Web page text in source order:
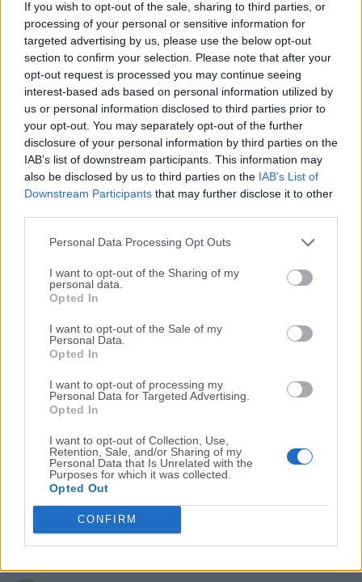
If you wish to opt-out of the sale, sharing to third parties, or
processing of your personal or sensitive information for
targeted advertising by us, please use the below opt-out
section to confirm your selection. Please note that after your
opt-out request is processed you may continue seeing
interest-based ads based on personal information utilized by
us or personal information disclosed to third parties prior to
your opt-out. You may separately opt-out of the further
disclosure of your personal information by third parties on the
IAB’s list of downstream participants. This information may
also be disclosed by us to third parties on the IAB’s List of
Downstream Participants that may further disclose it to other
Personal Data Processing Opt Outs
I want to opt-out of the Sharing of my
personal data.
Opted In
I want to opt-out of the Sale of my
Personal Data.
Opted In
I want to opt-out of processing my
Personal Data for Targeted Advertising.
Opted In
I want to opt-out of Collection, Use,
Retention, Sale, and/or Sharing of my
Personal Data that Is Unrelated with the
Purposes for which it was collected.
Opted Out
CONFIRM
trabajar con Git y Mercurial. Utilice fácilmente ambos
sistemas de control de versiones distribuidos desde una
sola aplicación.Trabaje con sus cuentas de GitHub,
Bitbucket y Kiln sin salir de la aplicación. ¡También
funciona con servidores Subversion! Atlassian ha adquirido
la herramienta, ¡y ahora es gratis por tiempo
limitado!CaracterísticasDVCS con todas las funcionesDiga
adiós a la línea de comandos – utilice toda la capacidad de
Git y Mercurial en la aplicación de escritorio SourceTree.
Gestione todos sus repositorios, alojados o locales, a través
SourceTree para&nb...Lee mas »
Alternativas y Software Similar